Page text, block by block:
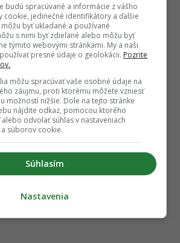
budú spracúvané a informácie z vášho
cookie, jedinečné identifikátory a ďalšie
byť ukladané a používané
s nimi byť zdieľané alebo môžu byť
týmito webovými stránkami. My a naši
presné údaje o geolokácii. Pozrite
môžu spracúvať vaše osobné údaje na
záujmu, proti ktorému môžete vzniesť
možností nižšie. Dole na tejto stránke
nájdite odkaz, pomocou ktorého
odvolať súhlas v nastaveniach
súborov cookie.
Súhlasím
Nastavenia